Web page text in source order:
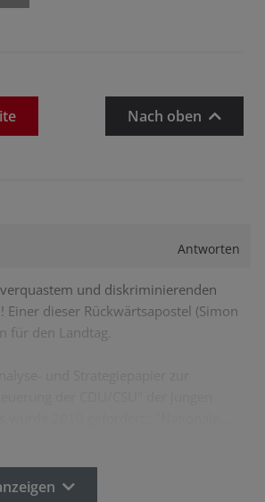
Nach oben
Antworten
und diskriminierenden
Einer dieser Rückwärtsapostel (Simon
für den Landtag.